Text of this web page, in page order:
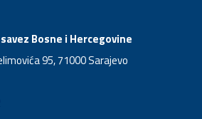
Bosne i Hercegovine
95, 71000 Sarajevo